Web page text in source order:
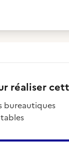
réaliser
bureautiques